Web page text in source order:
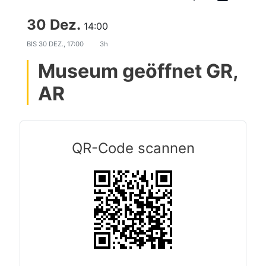
30 Dez. 14:00
BIS 30 DEZ., 17:00 3h
Museum geöffnet GR,
AR
QR-Code scannen